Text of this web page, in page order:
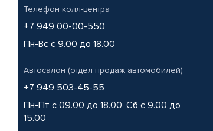
Телефон колл-центра
+7 949 00-00-550
Пн-Вс с 9.00 до 18.00
Автосалон (отдел продаж автомобилей)
+7 949 503-45-55
Пн-Пт с 09.00 до 18.00, Сб с 9.00 до
15.00